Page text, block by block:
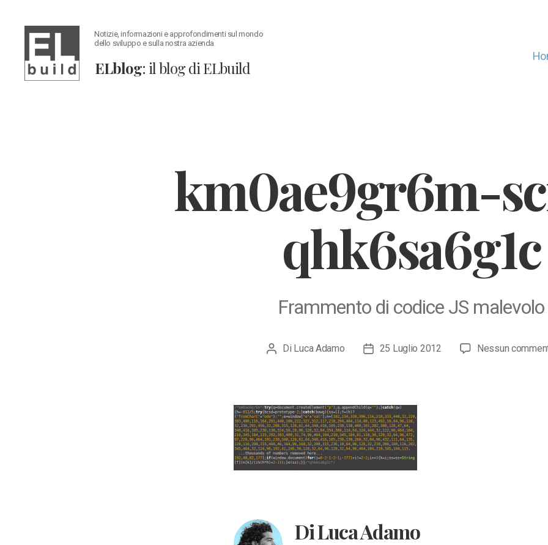
Notizie, informazioni e approfondimenti sul mondo
dello sviluppo e sulla nostra azienda
ELblog: il blog di ELbuild
km0ae9gr6m-
qhk6sa6g1c
Frammento di codice JS malevolo
Autore
Di Luca Adamo
Data25 Luglio 2012 Nessun
Di Luca Adamo